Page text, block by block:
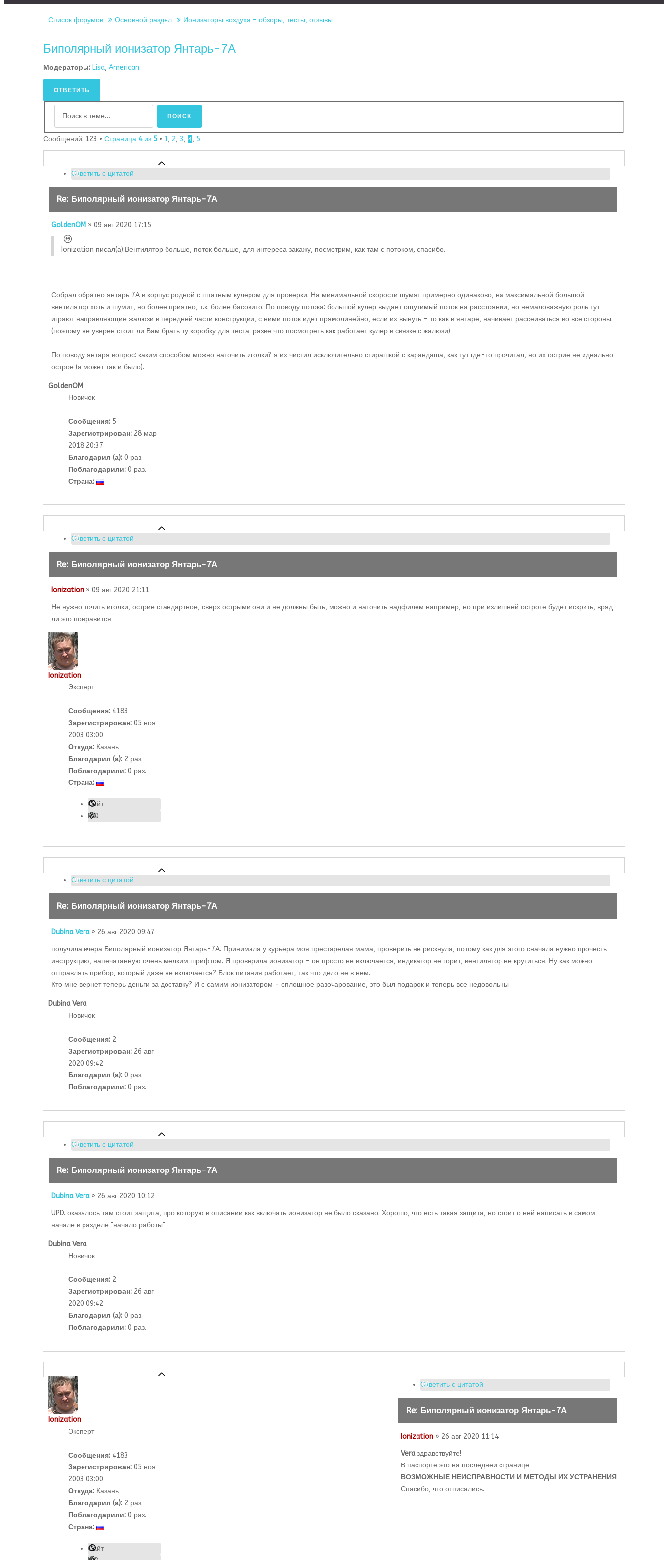
Список форумов Основной раздел Ионизаторы воздуха - обзоры, тесты, отзывы
Биполярный ионизатор Янтарь-7А
Модераторы: Lisa, American
ОТВЕТИТЬ
Сообщений: 123 • Страница 4из 5 • 1, 2, 3, 4, 5
Ответить с цитатой
Re: Биполярный ионизатор Янтарь-7А
GoldenOM » 09 авг 2020 17:15
Ionization писал(а):Вентилятор больше, поток больше, для интереса закажу, посмотрим, как там с потоком, спасибо.
Собрал обратно янтарь 7А в корпус родной с штатным кулером для проверки. На минимальной скорости шумят примерно одинаково, на максимальной большой
вентилятор хоть и шумит, но более приятно, т.к. более басовито. По поводу потока: большой кулер выдает ощутимый поток на расстоянии, но немаловажную роль тут
играют направляющие жалюзи в передней части конструкции, с ними поток идет прямолинейно, если их вынуть - то как в янтаре, начинает рассеиваться во все стороны.
(поэтому не уверен стоит ли Вам брать ту коробку для теста, разве что посмотреть как работает кулер в связке с жалюзи)
По поводу янтаря вопрос: каким способом можно наточить иголки? я их чистил исключительно стирашкой с карандаша, как тут где-то прочитал, но их острие не идеально
острое (а может так и было).
GoldenOM
Новичок
Сообщения: 5
Зарегистрирован: 28 мар
2018 20:37
Благодарил (а): 0 раз.
Поблагодарили: 0 раз.
Страна:
Ответить с цитатой
Re: Биполярный ионизатор Янтарь-7А
Ionization » 09 авг 2020 21:11
Не нужно точить иголки, острие стандартное, сверх острыми они и не должны быть, можно и наточить надфилем например, но при излишней остроте будет искрить, вряд
ли это понравится
Ionization
Эксперт
Сообщения: 4183
Зарегистрирован: 05 ноя
2003 03:00
Откуда: Казань
Благодарил (а): 2 раз.
Поблагодарили: 0 раз.
Страна:
Сайт
ICQ
Ответить с цитатой
Re: Биполярный ионизатор Янтарь-7А
Dubina Vera» 26 авг 2020 09:47
получила вчера Биполярный ионизатор Янтарь-7А. Принимала у курьера моя престарелая мама, проверить не рискнула, потому как для этого сначала нужно прочесть
инструкцию, напечатанную очень мелким шрифтом. Я проверила ионизатор - он просто не включается, индикатор не горит, вентилятор не крутиться. Ну как можно
отправлять прибор, который даже не включается? Блок питания работает, так что дело не в нем.
Кто мне вернет теперь деньги за доставку? И с самим ионизатором - сплошное разочарование, это был подарок и теперь все недовольны
Dubina Vera
Новичок
Сообщения: 2
Зарегистрирован: 26 авг
2020 09:42
Благодарил (а): 0 раз.
Поблагодарили: 0 раз.
Ответить с цитатой
Re: Биполярный ионизатор Янтарь-7А
Dubina Vera» 26 авг 2020 10:12
UPD. оказалось там стоит защита, про которую в описании как включать ионизатор не было сказано. Хорошо, что есть такая защита, но стоит о ней написать в самом
начале в разделе "начало работы"
Dubina Vera
Новичок
Сообщения: 2
Зарегистрирован: 26 авг
2020 09:42
Благодарил (а): 0 раз.
Поблагодарили: 0 раз.
Ответить с цитатой
Re: Биполярный ионизатор Янтарь-7А
Ionization » 26 авг 2020 11:14
Veraздравствуйте!
В паспорте это на последней странице
ВОЗМОЖНЫЕ НЕИСПРАВНОСТИ И МЕТОДЫ ИХ УСТРАНЕНИЯ
Спасибо, что отписались.
Ionization
Эксперт
Сообщения: 4183
Зарегистрирован: 05 ноя
2003 03:00
Откуда: Казань
Благодарил (а): 2 раз.
Поблагодарили: 0 раз.
Страна:
Сайт